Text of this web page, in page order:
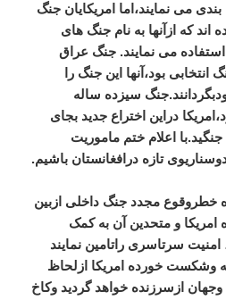
می نمایند،اما امریکایان جنگ
که ازآنها به نام جنگ های
می نمایند. جنگ عراق
انتخابی بود،آنها این جنگ را
سیزده ساله
دراین اختراع جدید بجای
جنگید.با اعلام ختم ماموریت
تازه درافغانستان باشیم.
خطروقوع مجدد جنگ داخلی ازبین
امریکا و متحدین آن به کمک
امنیت سرتاسری راتامین نمایند
وشکست خورده امریکا ازلحاظ
ازسرزنده خواهد گردید وکاخ